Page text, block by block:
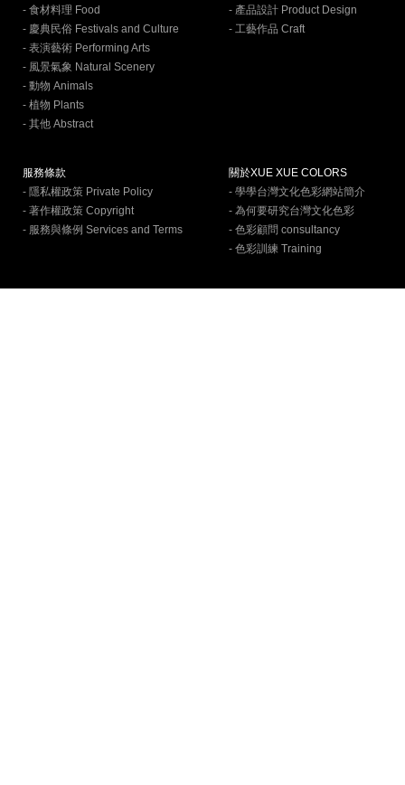
- 食材料理 Food
- 慶典民俗 Festivals and Culture
- 表演藝術 Performing Arts
- 風景氣象 Natural Scenery
- 動物 Animals
- 植物 Plants
- 其他 Abstract
- 產品設計 Product Design
- 工藝作品 Craft
服務條款
- 隱私權政策 Private Policy
- 著作權政策 Copyright
- 服務與條例 Services and Terms
關於XUE XUE COLORS
- 學學台灣文化色彩網站簡介
- 為何要研究台灣文化色彩
- 色彩顧問 consultancy
- 色彩訓練 Training